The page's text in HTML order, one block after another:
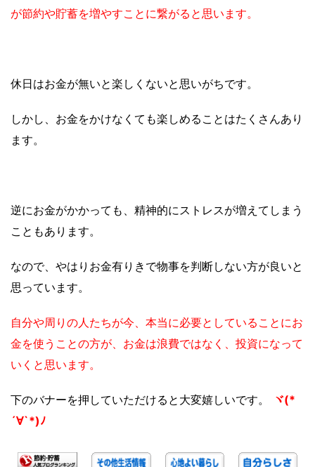
が節約や貯蓄を増やすことに繋がると思います。
休日はお金が無いと楽しくないと思いがちです。
しかし、 お金をかけなくても楽しめることはたくさんあり
ます。
逆にお金がかかっても、精神的にストレスが増えてしまう
こともあります。
なので、やはりお金有りきで物事を判断しない方が良いと
思っています。
自分や周りの人たちが今、本当に必要としていることにお
金を使うことの方が、お金は浪費ではなく、投資になって
いくと思います。
下のバナーを押していただけると大変嬉しいです。
ヾ(*
´∀`*)ﾉ